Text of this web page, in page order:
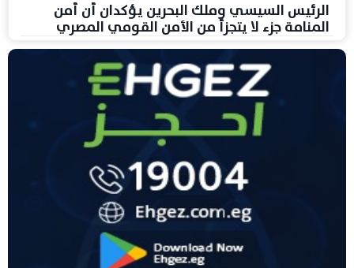
الرئيس السيسي وملك البحرين يؤكدان أن أمن
المنامة جزء لا يتجزأ من الأمن القومي المصري